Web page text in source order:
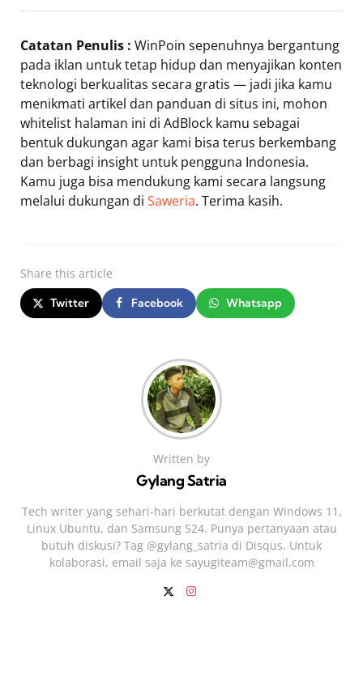
Catatan Penulis : WinPoin sepenuhnya bergantung
pada iklan untuk tetap hidup dan menyajikan konten
teknologi berkualitas secara gratis — jadi jika kamu
menikmati artikel dan panduan di situs ini, mohon
whitelist halaman ini di AdBlock kamu sebagai
bentuk dukungan agar kami bisa terus berkembang
dan berbagi insight untuk pengguna Indonesia.
Kamu juga bisa mendukung kami secara langsung
melalui dukungan di Saweria. Terima kasih.
Share this article
Twitter Facebook Whatsapp
Written by
Gylang Satria
Tech writer yang sehari‑hari berkutat dengan Windows 11,
Linux Ubuntu, dan Samsung S24. Punya pertanyaan atau
butuh diskusi? Tag @gylang_satria di Disqus. Untuk
kolaborasi, email saja ke sayugiteam@gmail.com